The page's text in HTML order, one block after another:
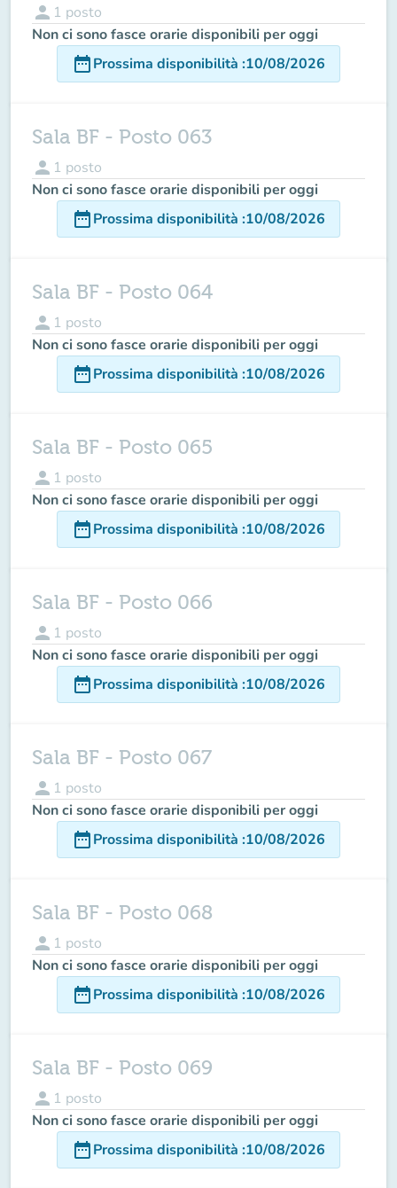
person 1 posto
Non ci sono fasce orarie disponibili per oggi
date_rangeProssima disponibilità :10/08/2026
Sala BF - Posto 063
person 1 posto
Non ci sono fasce orarie disponibili per oggi
date_rangeProssima disponibilità :10/08/2026
Sala BF - Posto 064
person 1 posto
Non ci sono fasce orarie disponibili per oggi
date_rangeProssima disponibilità :10/08/2026
Sala BF - Posto 065
person 1 posto
Non ci sono fasce orarie disponibili per oggi
date_rangeProssima disponibilità :10/08/2026
Sala BF - Posto 066
person 1 posto
Non ci sono fasce orarie disponibili per oggi
date_rangeProssima disponibilità :10/08/2026
Sala BF - Posto 067
person 1 posto
Non ci sono fasce orarie disponibili per oggi
date_rangeProssima disponibilità :10/08/2026
Sala BF - Posto 068
person 1 posto
Non ci sono fasce orarie disponibili per oggi
date_rangeProssima disponibilità :10/08/2026
Sala BF - Posto 069
person 1 posto
Non ci sono fasce orarie disponibili per oggi
date_rangeProssima disponibilità :10/08/2026